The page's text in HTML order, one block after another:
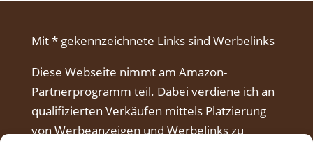
Mit * gekennzeichnete Links sind Werbelinks
Diese Webseite nimmt am Amazon-
Partnerprogramm teil. Dabei verdiene ich an
qualifizierten Verkäufen mittels Platzierung
von Werbeanzeigen und Werbelinks zu